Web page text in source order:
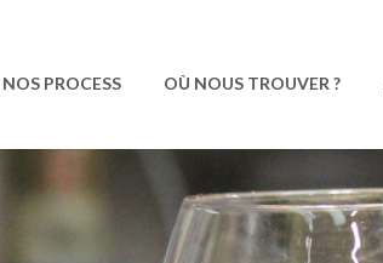
NOS PROCESS OÙ NOUS TROUVER ?